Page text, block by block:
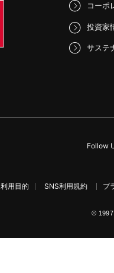
コーポ
投資家
サステ
Follow
利用目的 SNS利用規約 プ
© 1997